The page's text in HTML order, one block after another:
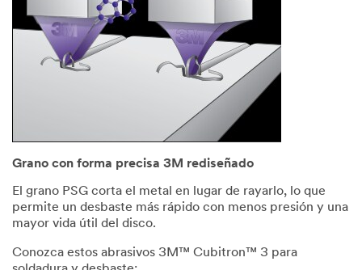
Grano con forma precisa 3M rediseñado
El grano PSG corta el metal en lugar de rayarlo, lo que
permite un desbaste más rápido con menos presión y una
mayor vida útil del disco.
Conozca estos abrasivos 3M™ Cubitron™ 3 para